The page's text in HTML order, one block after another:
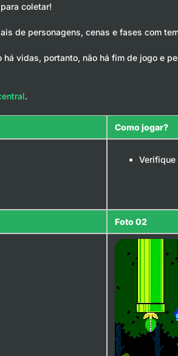
coletar!
de personagens, cenas e fases com
vidas, portanto, não há fim de jogo e
.
Como jogar?
Verifique
Foto 02